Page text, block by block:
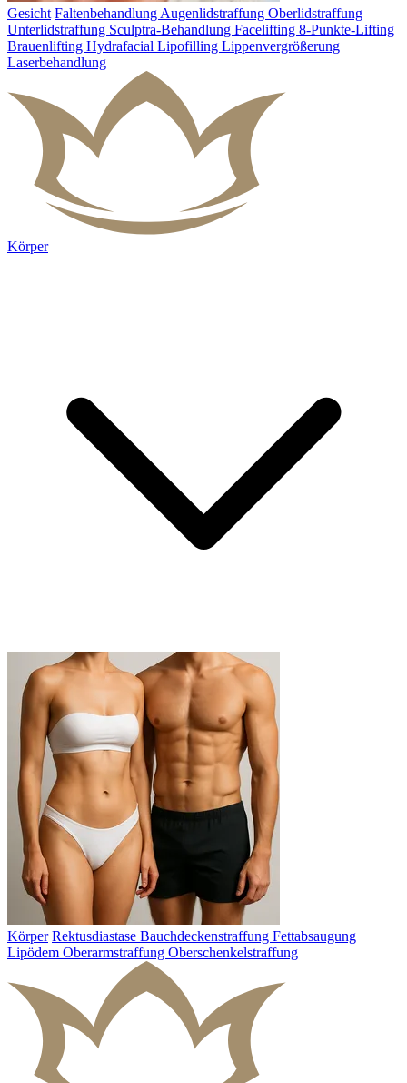
Gesicht Faltenbehandlung Augenlidstraffung Oberlidstraffung
Unterlidstraffung Sculptra-Behandlung Facelifting 8-Punkte-Lifting
Brauenlifting Hydrafacial Lipofilling Lippenvergrößerung
Laserbehandlung
Körper
Körper Rektusdiastase Bauchdeckenstraffung Fettabsaugung
Lipödem Oberarmstraffung Oberschenkelstraffung